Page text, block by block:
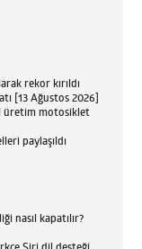
rekor kırıldı
[13 Ağustos 2026]
üretim motosiklet
paylaşıldı
nasıl kapatılır?